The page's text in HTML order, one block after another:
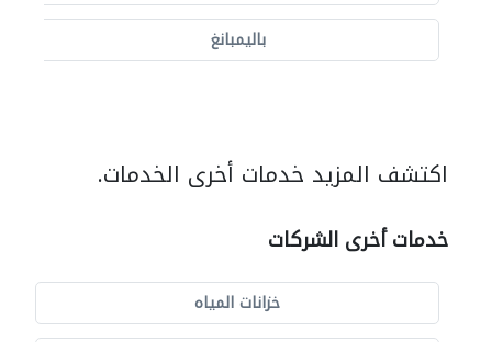
باليمبانغ
اكتشف المزيد خدمات أخرى الخدمات.
خدمات أخرى الشركات
خزانات المياه